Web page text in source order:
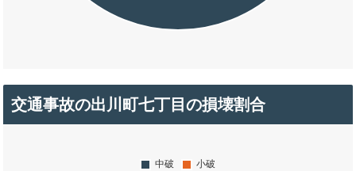
交通事故の出川町七丁目の損壊割合